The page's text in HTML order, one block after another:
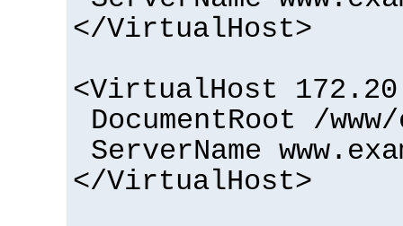
</VirtualHost>
<VirtualHost
DocumentRoot /
ServerName
</VirtualHost>